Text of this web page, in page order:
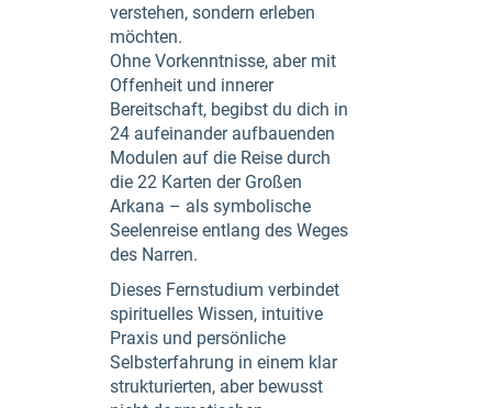
verstehen, sondern erleben
möchten.
Ohne Vorkenntnisse, aber mit
Offenheit und innerer
Bereitschaft, begibst du dich in
24 aufeinander aufbauenden
Modulen auf die Reise durch
die 22 Karten der Großen
Arkana – als symbolische
Seelenreise entlang des Weges
des Narren.
Dieses Fernstudium verbindet
spirituelles Wissen, intuitive
Praxis und persönliche
Selbsterfahrung in einem klar
strukturierten, aber bewusst